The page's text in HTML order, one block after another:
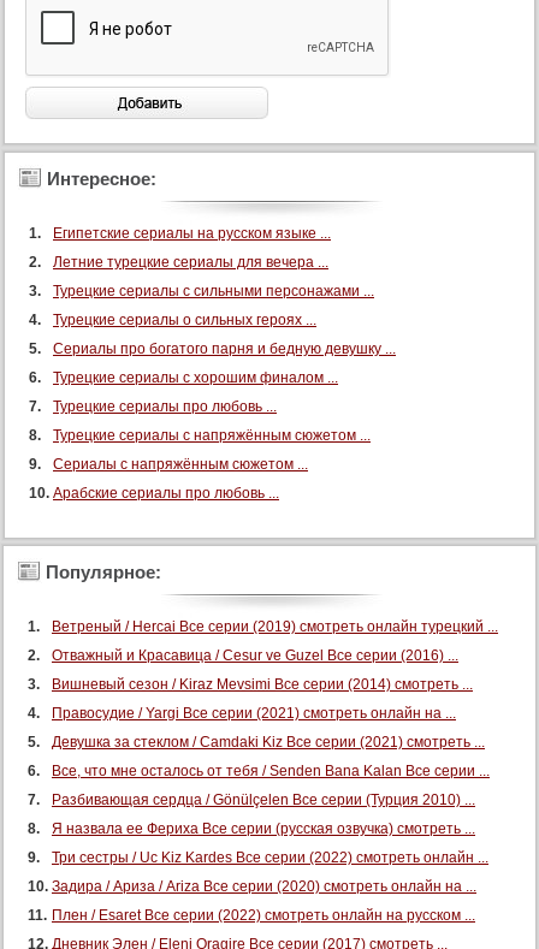
Интересное:
Египетские сериалы на русском языке ...
Летние турецкие сериалы для вечера ...
Турецкие сериалы с сильными персонажами ...
Турецкие сериалы о сильных героях ...
Сериалы про богатого парня и бедную девушку ...
Турецкие сериалы с хорошим финалом ...
Турецкие сериалы про любовь ...
Турецкие сериалы с напряжённым сюжетом ...
Сериалы с напряжённым сюжетом ...
Арабские сериалы про любовь ...
Популярное:
Ветреный / Hercai Все серии (2019) смотреть онлайн турецкий ...
Отважный и Красавица / Cesur ve Guzel Все серии (2016) ...
Вишневый сезон / Kiraz Mevsimi Все серии (2014) смотреть ...
Правосудие / Yargi Все серии (2021) смотреть онлайн на ...
Девушка за стеклом / Camdaki Kiz Все серии (2021) смотреть ...
Все, что мне осталось от тебя / Senden Bana Kalan Все серии ...
Разбивающая сердца / Gönülçelen Все серии (Турция 2010) ...
Я назвала ее Фериха Все серии (русская озвучка) смотреть ...
Три сестры / Uc Kiz Kardes Все серии (2022) смотреть онлайн ...
Задира / Ариза / Ariza Все серии (2020) смотреть онлайн на ...
Плен / Esaret Все серии (2022) смотреть онлайн на русском ...
Дневник Элен / Eleni Oragire Все серии (2017) смотреть ...